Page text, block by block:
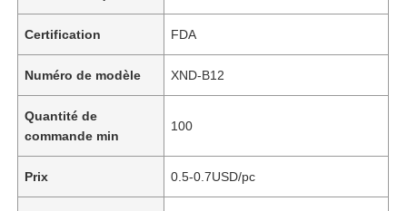
Certification FDA
Numéro de modèle XND-B12
Quantité de
commande min
100
Prix 0.5-0.7USD/pc